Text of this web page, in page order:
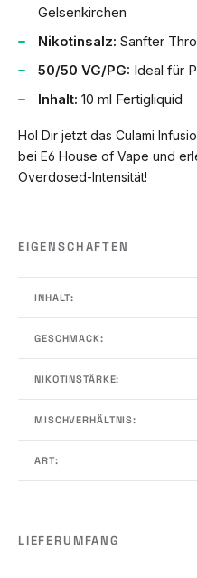
Gelsenkirchen
Nikotinsalz: Sanfter
50/50 VG/PG: Ideal für
Inhalt: 10 ml Fertigliquid
Hol Dir jetzt das Culami
bei E6 House of Vape und
Overdosed-Intensität!
EIGENSCHAFTEN
INHALT:
GESCHMACK:
NIKOTINSTÄRKE:
MISCHVERHÄLTNIS:
ART:
LIEFERUMFANG